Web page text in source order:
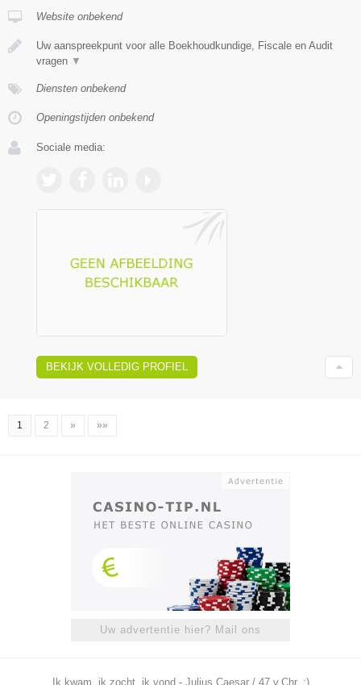
Website onbekend
Uw aanspreekpunt voor alle Boekhoudkundige, Fiscale en Audit
vragen ▼
Diensten onbekend
Openingstijden onbekend
Sociale media:
BEKIJK VOLLEDIG PROFIEL
1 2 » »»
Uw advertentie hier? Mail ons
Ik kwam, ik zocht, ik vond - Julius Caesar / 47 v.Chr. ;)